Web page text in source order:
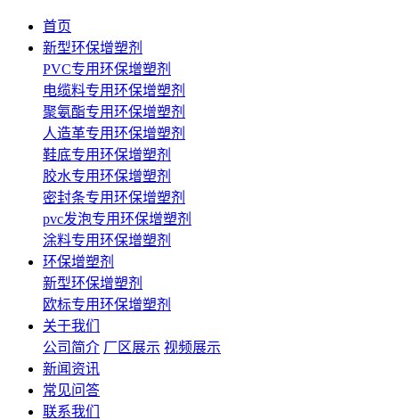
首页
新型环保增塑剂
PVC专用环保增塑剂
电缆料专用环保增塑剂
聚氨酯专用环保增塑剂
人造革专用环保增塑剂
鞋底专用环保增塑剂
胶水专用环保增塑剂
密封条专用环保增塑剂
pvc发泡专用环保增塑剂
涂料专用环保增塑剂
环保增塑剂
新型环保增塑剂
欧标专用环保增塑剂
关于我们
公司简介 厂区展示 视频展示
新闻资讯
常见问答
联系我们